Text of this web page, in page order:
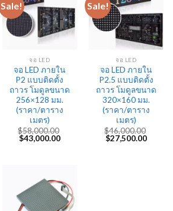
Sale!
จอ LED
จอ LED ภายใน
P2 แบบติดตั้ง
ถาวร โมดูลขนาด
256×128 มม.
(ราคา/ตาราง
เมตร)
$58,000.00
Original
price
$43,000.00Current
Sale!
จอ LED
จอ LED ภายใน
P2.5 แบบติดตั้ง
ถาวร โมดูลขนาด
320×160 มม.
(ราคา/ตาราง
เมตร)
$46,000.00
Original
price
$27,500.00